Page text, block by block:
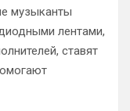
музыканты
лентами,
ставят